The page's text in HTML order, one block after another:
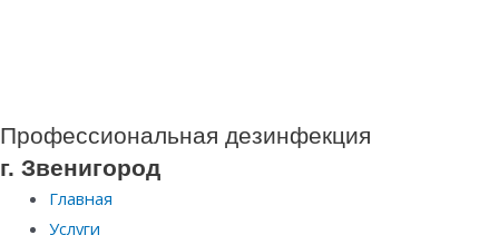
Профессиональная дезинфекция
г. Звенигород
Главная
Услуги